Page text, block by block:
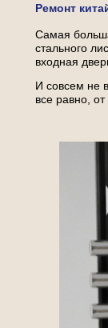
Ремонт
Самая
стального
входная
И совсем не
все равно,